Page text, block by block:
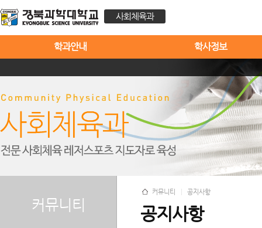
사회체육과
학과안내 학사정보
커뮤니티
커뮤니티 공지사항
공지사항